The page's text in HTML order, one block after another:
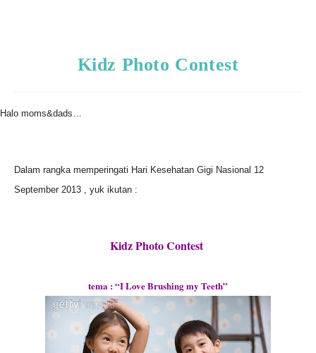
Kidz Photo Contest
Halo moms&dads…
Dalam rangka memperingati Hari Kesehatan Gigi Nasional 12
September 2013 , yuk ikutan :
Kidz Photo Contest
tema : “I Love Brushing my Teeth”